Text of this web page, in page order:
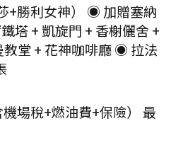
+勝利女神） ◉ 加贈塞納
塔 + 凱旋門 + 香榭儷舍 +
堂 + 花神咖啡廳 ◉ 拉法
+燃油費+保險） 最